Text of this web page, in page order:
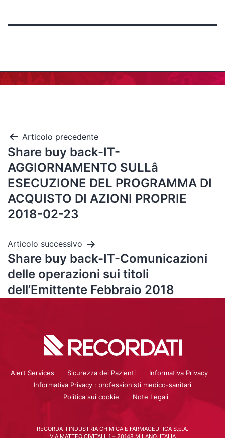
Articolo precedente
Share buy back-IT-
AGGIORNAMENTO SULLâ
ESECUZIONE DEL PROGRAMMA DI
ACQUISTO DI AZIONI PROPRIE
2018-02-23
Articolo successivo
Share buy back-IT-Comunicazioni
delle operazioni sui titoli
dell’Emittente Febbraio 2018
Alert Services Sicurezza dei Pazienti
Informativa Privacy
Informativa Privacy : professionisti medico-sanitari
Politica sui cookie
Note Legali
RECORDATI INDUSTRIA CHIMICA E FARMACEUTICA S.p.A.
VIA MATTEO CIVITALI, 1 – 20148 MILANO, ITALIA